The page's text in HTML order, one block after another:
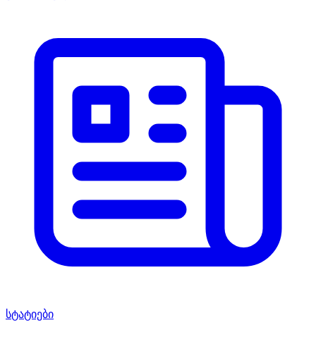
სტატიები